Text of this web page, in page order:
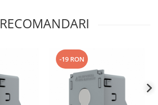
RECOMANDARI
-19 RON